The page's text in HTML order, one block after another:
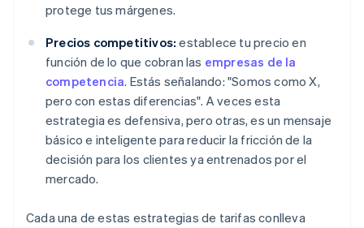
protege tus márgenes.
Precios competitivos: establece tu precio en
función de lo que cobran las empresas de la
competencia. Estás señalando: "Somos como X,
pero con estas diferencias". A veces esta
estrategia es defensiva, pero otras, es un mensaje
básico e inteligente para reducir la fricción de la
decisión para los clientes ya entrenados por el
mercado.
Cada una de estas estrategias de tarifas conlleva